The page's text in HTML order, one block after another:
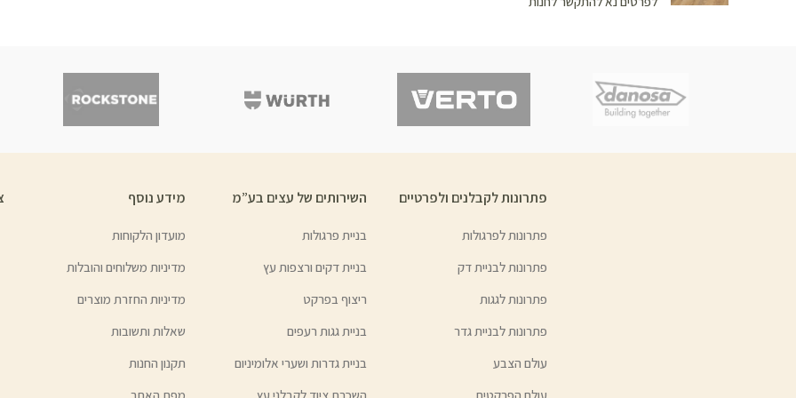
פתרונות לקבלנים ולפרטיים
פתרונות לפרגולות
פתרונות לבניית דק
פתרונות לגגות
פתרונות לבניית גדר
עולם הצבע
השירותים של עצים בע”מ
בניית פרגולות
בניית דקים ורצפות עץ
ריצוף בפרקט
בניית גגות רעפים
בניית גדרות ושערי אלומיניום
מידע נוסף
מועדון הלקוחות
מדיניות משלוחים והובלות
מדיניות החזרת מוצרים
שאלות ותשובות
תקנון החנות